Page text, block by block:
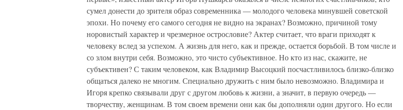
сумел донести до зрителя образ современника — молодого человека минувшей советской
эпохи. Но почему его самого сегодня не видно на экранах? Возможно, причиной тому
норовистый характер и чрезмерное острословие? Актер считает, что враги приходят к
человеку вслед за успехом. А жизнь для него, как и прежде, остается борьбой. В том числе и
со злом внутри себя. Возможно, это чисто субъективное. Но кто из нас, скажите, не
субъективен? С таким человеком, как Владимир Высоцкий посчастливилось близко-близко
общаться далеко не многим. Специально дружить с ним было невозможно. Владимира и
Игоря крепко связывали друг с другом любовь к жизни, а значит, в первую очередь —
творчеству, женщинам. В том своем времени они как бы дополняли один другого. Но если